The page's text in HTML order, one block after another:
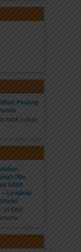
Pedang
tidak cukup
(Ibu
SAW)
– Lengkap
SINI